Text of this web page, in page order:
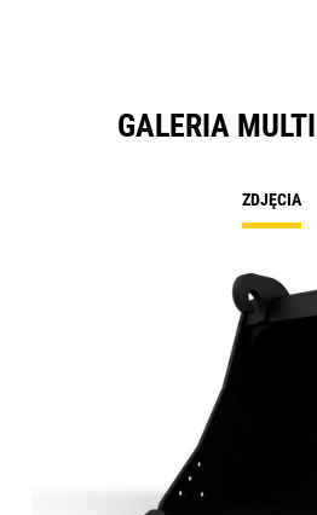
GALERIA
ZDJĘCIA